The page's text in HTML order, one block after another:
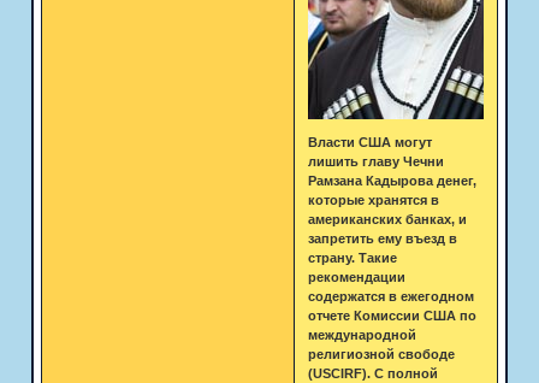
Власти США могут
лишить главу Чечни
Рамзана Кадырова денег,
которые хранятся в
американских банках, и
запретить ему въезд в
страну. Такие
рекомендации
содержатся в ежегодном
отчете Комиссии США по
международной
религиозной свободе
(USCIRF). C полной